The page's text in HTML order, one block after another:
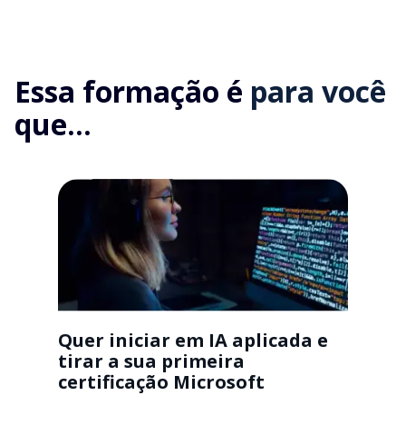
Essa formação é para você
que...
Quer iniciar em IA aplicada e
tirar a sua primeira
certificação Microsoft